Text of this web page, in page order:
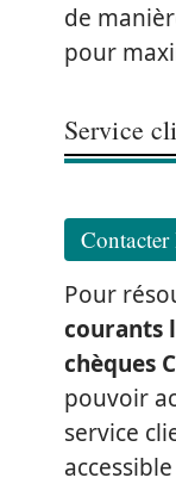
de
pour
Service
Pour
courants
chèques
pouvoir
service